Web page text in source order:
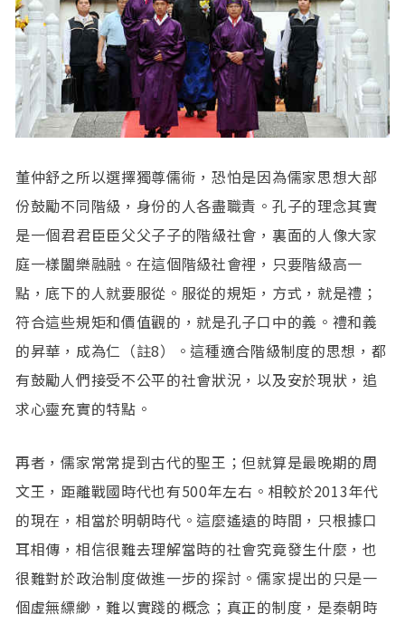
董仲舒之所以選擇獨尊儒術，恐怕是因為儒家思想大部
份鼓勵不同階級，身份的人各盡職責。孔子的理念其實
是一個君君臣臣父父子子的階級社會，裏面的人像大家
庭一樣闔樂融融。在這個階級社會裡，只要階級高一
點，底下的人就要服從。服從的規矩，方式，就是禮；
符合這些規矩和價值觀的，就是孔子口中的義。禮和義
的昇華，成為仁（註8）。這種適合階級制度的思想，都
有鼓勵人們接受不公平的社會狀況，以及安於現狀，追
求心靈充實的特點。
再者，儒家常常提到古代的聖王；但就算是最晚期的周
文王，距離戰國時代也有500年左右。相較於2013年代
的現在，相當於明朝時代。這麼遙遠的時間，只根據口
耳相傳，相信很難去理解當時的社會究竟發生什麼，也
很難對於政治制度做進一步的探討。儒家提出的只是一
個虛無縹緲，難以實踐的概念；真正的制度，是秦朝時